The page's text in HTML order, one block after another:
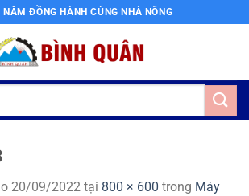
NĂM ĐỒNG HÀNH CÙNG NHÀ NÔNG
20/09/2022 tại 800 × 600 trong Máy